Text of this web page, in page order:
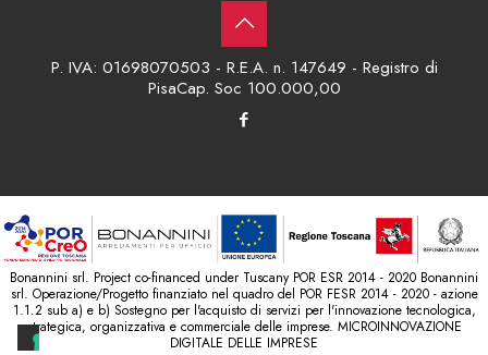
P. IVA: 01698070503 - R.E.A. n. 147649 - Registro di
PisaCap. Soc 100.000,00
Bonannini srl. Project co-financed under Tuscany POR ESR 2014 - 2020 Bonannini
srl. Operazione/Progetto finanziato nel quadro del POR FESR 2014 - 2020 - azione
1.1.2 sub a) e b) Sostegno per l'acquisto di servizi per l'innovazione tecnologica,
strategica, organizzativa e commerciale delle imprese. MICROINNOVAZIONE
DIGITALE DELLE IMPRESE